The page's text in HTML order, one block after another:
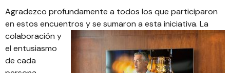
Agradezco profundamente a todos los que participaron
en estos encuentros y se sumaron a esta iniciativa. La
colaboración y
el entusiasmo
de cada